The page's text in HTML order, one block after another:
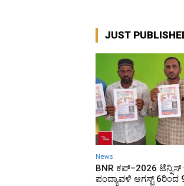
JUST
News
BNR ಕಪ್–2026 ಟೆನ್ನಿಸ್
ಪಂದ್ಯಾವಳಿ ಆಗಸ್ಟ್ 6ರಿಂದ